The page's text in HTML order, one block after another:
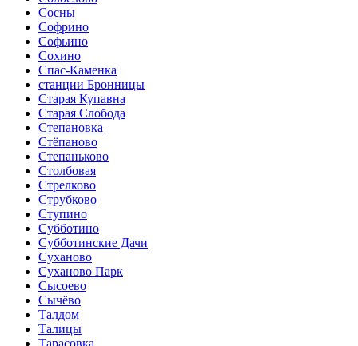
Сосны
Софрино
Софьино
Сохино
Спас-Каменка
станции Бронницы
Старая Купавна
Старая Слобода
Степановка
Стёпаново
Степаньково
Столбовая
Стрелково
Струбково
Ступино
Субботино
Субботинские Дачи
Суханово
Суханово Парк
Сысоево
Сычёво
Талдом
Талицы
Тарасовка